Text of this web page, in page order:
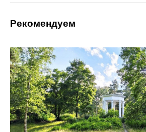
Рекомендуем